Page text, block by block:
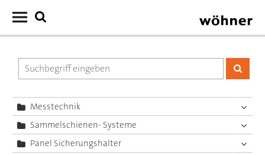
Messtechnik
Sammelschienen- Systeme
Panel Sicherungshalter